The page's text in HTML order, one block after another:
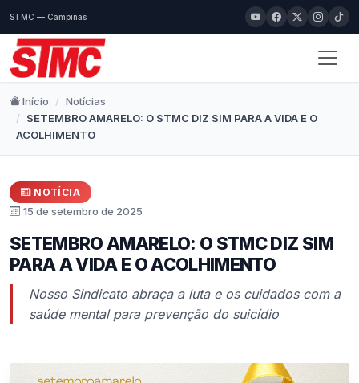
STMC — Campinas
Início
Notícias
SETEMBRO AMARELO: O STMC DIZ SIM PARA A VIDA E O
ACOLHIMENTO
NOTÍCIA
15 de setembro de 2025
SETEMBRO AMARELO: O STMC DIZ SIM
PARA A VIDA E O ACOLHIMENTO
Nosso Sindicato abraça a luta e os cuidados com a
saúde mental para prevenção do suicídio